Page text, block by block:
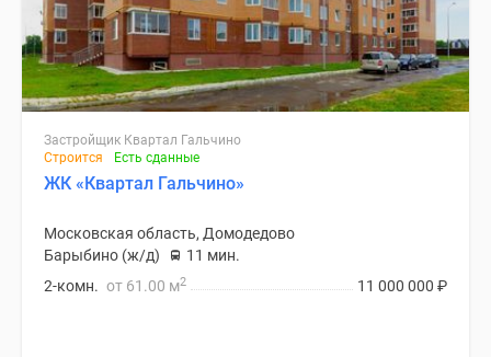
Застройщик Квартал Гальчино
Строится
Есть сданные
ЖК «Квартал Гальчино»
Московская область, Домодедово
Барыбино (ж/д)
11 мин.
11 000 000 ₽
2-комн. от 61.00 м2